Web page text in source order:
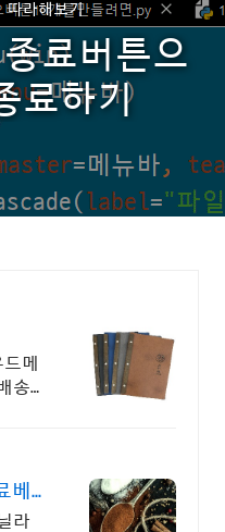
라해보기
료버튼으
료하기
메
송,
베
라